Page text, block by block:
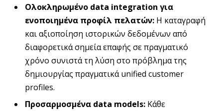
Ολοκληρωμένο data integration για
ενοποιημένα προφίλ πελατών: Η καταγραφή
και αξιοποίηση ιστορικών δεδομένων από
διαφορετικά σημεία επαφής σε πραγματικό
χρόνο συνιστά τη λύση στο πρόβλημα της
δημιουργίας πραγματικά unified customer
profiles.
Προσαρμοσμένα data models: Κάθε